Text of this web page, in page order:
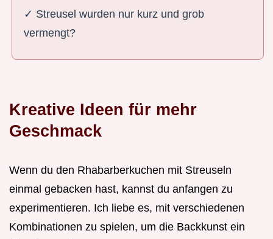
✓ Streusel wurden nur kurz und grob
vermengt?
Kreative Ideen für mehr
Geschmack
Wenn du den Rhabarberkuchen mit Streuseln
einmal gebacken hast, kannst du anfangen zu
experimentieren. Ich liebe es, mit verschiedenen
Kombinationen zu spielen, um die Backkunst ein